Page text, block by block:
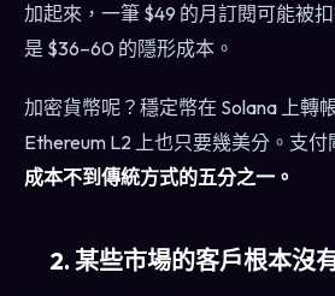
加起來，一筆 $49 的月訂閱可能被
是 $36–60 的隱形成本。
加密貨幣呢？穩定幣在 Solana 上轉
Ethereum L2 上也只要幾美分。支付
成本不到傳統方式的五分之一。
2. 某些市場的客戶根本沒